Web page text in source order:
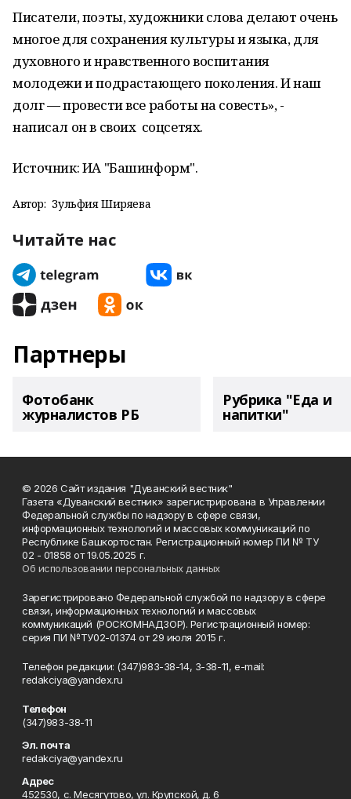
Писатели, поэты, художники слова делают очень
многое для сохранения культуры и языка, для
духовного и нравственного воспитания
молодежи и подрастающего поколения. И наш
долг — провести все работы на совесть», -
написал он в своих соцсетях.
Источник: ИА "Башинформ".
Автор: Зульфия Ширяева
Читайте нас
Партнеры
Фотобанк
журналистов РБ
Рубрика "Еда и
напитки"
© 2026 Сайт издания "Дуванский вестник"
Газета «Дуванский вестник» зарегистрирована в Управлении
Федеральной службы по надзору в сфере связи,
информационных технологий и массовых коммуникаций по
Республике Башкортостан. Регистрационный номер ПИ № ТУ
02 - 01858 от 19.05.2025 г.
Об использовании персональных данных
Зарегистрировано Федеральной службой по надзору в сфере
связи, информационных технологий и массовых
коммуникаций (РОСКОМНАДЗОР). Регистрационный номер:
серия ПИ №ТУ02-01374 от 29 июля 2015 г.
Телефон редакции: (347)983-38-14, 3-38-11, e-mail:
redakciya@yandex.ru
Телефон
(347)983-38-11
Эл. почта
redakciya@yandex.ru
Адрес
452530, с. Месягутово, ул. Крупской, д. 6